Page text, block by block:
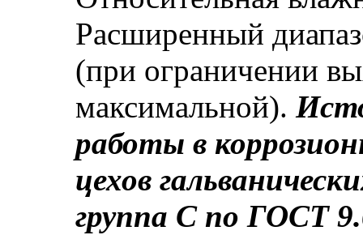
Расширенный
(при ограничении
максимальной).
работы в
цехов
группа C по ГОСТ